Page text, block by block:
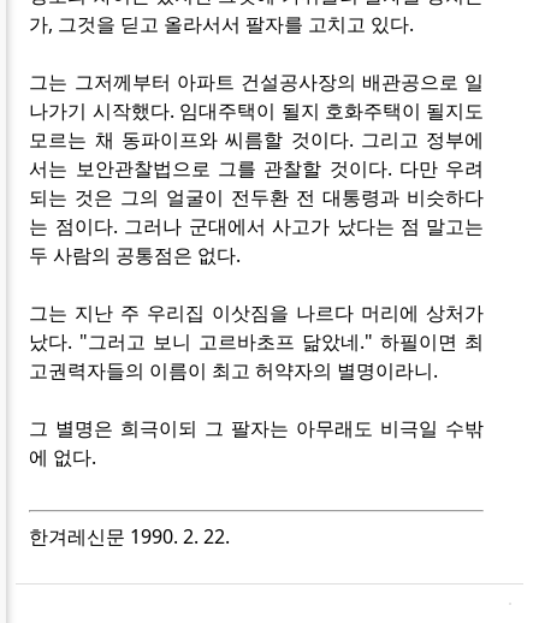
가, 그것을 딛고 올라서서 팔자를 고치고 있다.
그는 그저께부터 아파트 건설공사장의 배관공으로 일
나가기 시작했다. 임대주택이 될지 호화주택이 될지도
모르는 채 동파이프와 씨름할 것이다. 그리고 정부에
서는 보안관찰법으로 그를 관찰할 것이다. 다만 우려
되는 것은 그의 얼굴이 전두환 전 대통령과 비슷하다
는 점이다. 그러나 군대에서 사고가 났다는 점 말고는
두 사람의 공통점은 없다.
그는 지난 주 우리집 이삿짐을 나르다 머리에 상처가
났다. "그러고 보니 고르바초프 닮았네." 하필이면 최
고권력자들의 이름이 최고 허약자의 별명이라니.
그 별명은 희극이되 그 팔자는 아무래도 비극일 수밖
에 없다.
한겨레신문 1990. 2. 22.